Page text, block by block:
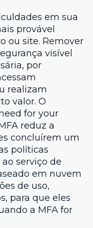
em sua
provável
ou site. Remover
visível
por
realizam
valor. O
for your
reduz a
concluírem um
políticas
serviço de
em nuvem
de uso,
para que eles
a MFA for